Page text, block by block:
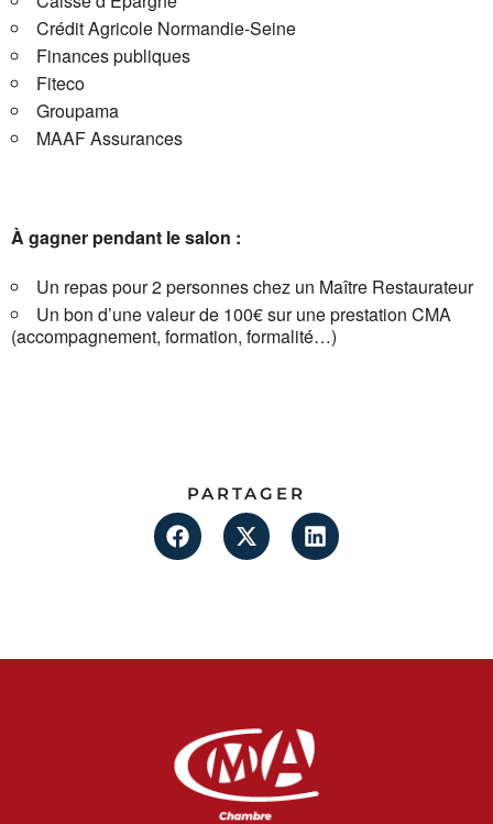
Crédit Agricole Normandie-Seine
Finances publiques
Fiteco
Groupama
MAAF Assurances
À gagner pendant le salon :
Un repas pour 2 personnes chez un Maître Restaurateur
Un bon d’une valeur de 100€ sur une prestation CMA
(accompagnement, formation, formalité…)
PARTAGER